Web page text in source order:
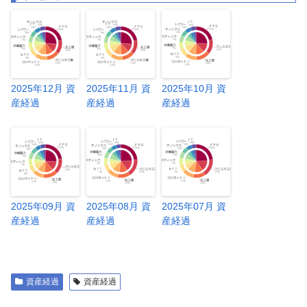
2025年12月 資
産経過
2025年11月 資
産経過
2025年10月 資
産経過
2025年09月 資
産経過
2025年08月 資
産経過
2025年07月 資
産経過
資産経過 資産経過